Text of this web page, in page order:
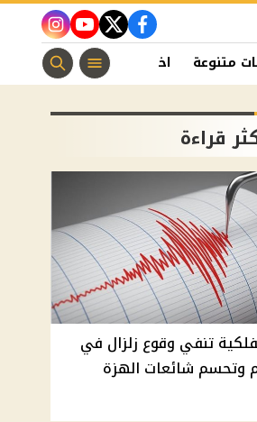
facebook
twitter
youtube
instagram
متنوعة اخبار الفن منوعات مسيحية
قراءة
تنفي وقوع زلزال في
وتحسم شائعات الهزة